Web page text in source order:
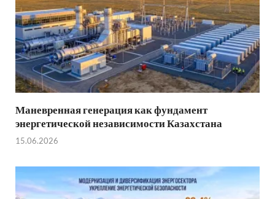
Маневренная генерация как фундамент
энергетической независимости Казахстана
15.06.2026